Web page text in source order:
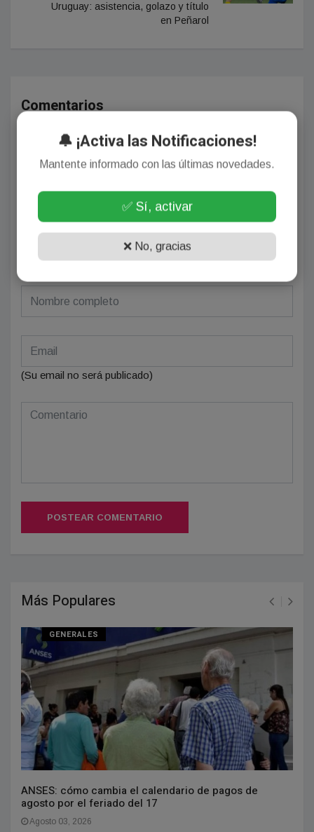
Uruguay: asistencia, golazo y título
en Peñarol
Comentarios
¡Sin comentarios aún!
Se el primero en comentar este artículo.
Deja tu comentario
(Su email no será publicado)
POSTEAR COMENTARIO
Más Populares
GENERALES
ANSES: cómo cambia el calendario de pagos de
agosto por el feriado del 17
Agosto 03, 2026
🔔 ¡Activa las Notificaciones!
Mantente informado con las últimas novedades.
✅ Sí, activar
❌ No, gracias